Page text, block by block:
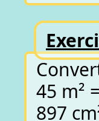
45 m²
897